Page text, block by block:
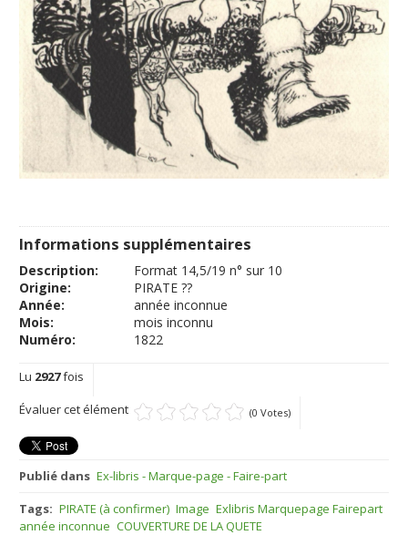
Informations supplémentaires
Description:
Format 14,5/19 n° sur 10
Origine:
PIRATE ??
Année:
année inconnue
Mois:
mois inconnu
Numéro:
1822
Lu 2927fois
Évaluer cet élément
(0 Votes)
Publié dans Ex-libris - Marque-page - Faire-part
Tags: PIRATE (à confirmer) Image Exlibris Marquepage Fairepart
année inconnue COUVERTURE DE LA QUETE